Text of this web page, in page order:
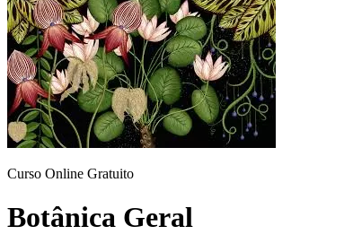
Curso Online Gratuito
Botânica Geral